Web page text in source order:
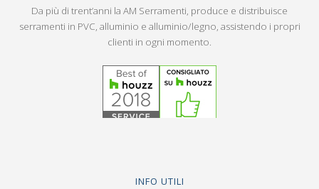
Da più di trent’anni la AM Serramenti, produce e distribuisce
serramenti in PVC, alluminio e alluminio/legno, assistendo i propri
clienti in ogni momento.
INFO UTILI